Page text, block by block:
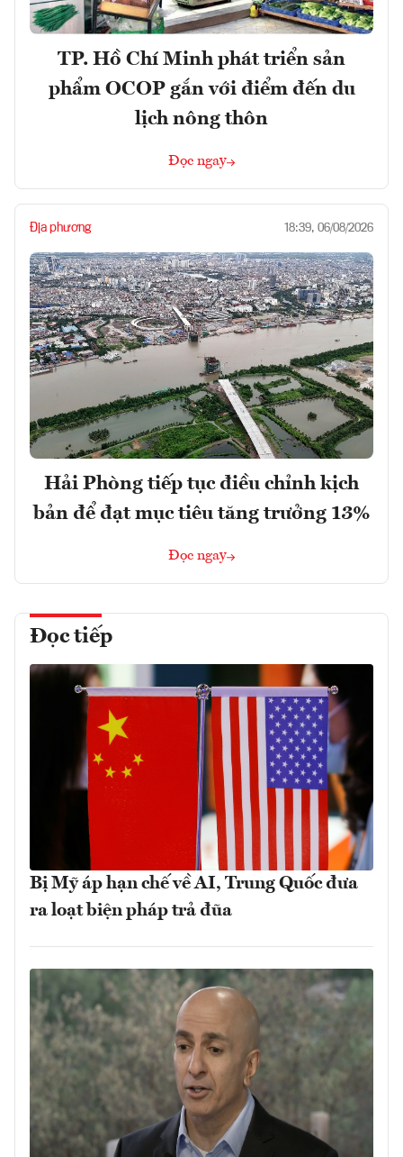
TP. Hồ Chí Minh phát triển sản
phẩm OCOP gắn với điểm đến du
lịch nông thôn
Đọc ngay
Địa phương 18:39, 06/08/2026
Hải Phòng tiếp tục điều chỉnh kịch
bản để đạt mục tiêu tăng trưởng 13%
Đọc ngay
Đọc tiếp
Bị Mỹ áp hạn chế về AI, Trung Quốc đưa
ra loạt biện pháp trả đũa